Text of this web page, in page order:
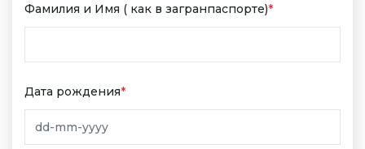
Фамилия и Имя ( как в загранпаспорте)*
Дата рождения*